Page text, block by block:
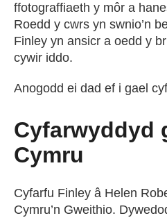
ffotograffiaeth y môr a
Roedd y cwrs yn swnio’n
Finley yn ansicr a oedd y
cywir iddo.
Anogodd ei dad ef i gael
Cyfarwyddyd
Cymru
Cyfarfu Finley â Helen
Cymru’n Gweithio.